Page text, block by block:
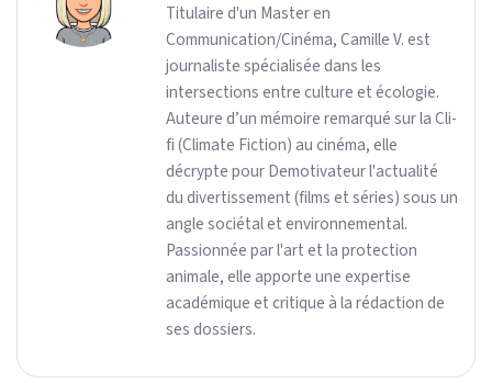
Titulaire d'un Master en
Communication/Cinéma, Camille V. est
journaliste spécialisée dans les
intersections entre culture et écologie.
Auteure d’un mémoire remarqué sur la Cli-
fi (Climate Fiction) au cinéma, elle
décrypte pour Demotivateur l'actualité
du divertissement (films et séries) sous un
angle sociétal et environnemental.
Passionnée par l'art et la protection
animale, elle apporte une expertise
académique et critique à la rédaction de
ses dossiers.